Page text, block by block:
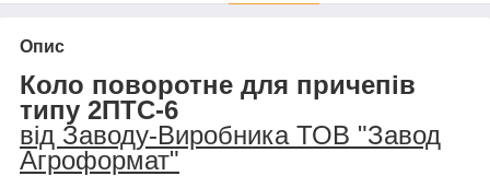
Опис
Коло поворотне для причепів
типу 2ПТС-6
від Заводу-Виробника ТОВ "Завод
Агроформат"